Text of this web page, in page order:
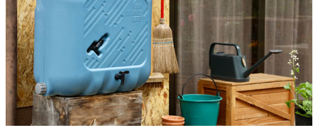
合う台やタンクから先のホース等、 一体感のある関連
アイテムがあると、なお良いと思いました。